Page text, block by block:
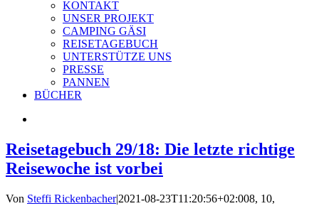
KONTAKT
UNSER PROJEKT
CAMPING GÄSI
REISETAGEBUCH
UNTERSTÜTZE UNS
PRESSE
PANNEN
BÜCHER
Reisetagebuch 29/18: Die letzte richtige
Reisewoche ist vorbei
Von Steffi Rickenbacher|2021-08-23T11:20:56+02:008, 10,